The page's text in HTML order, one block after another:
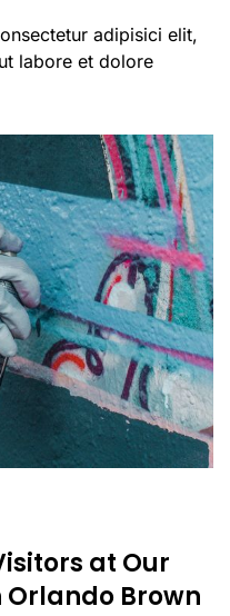
adipisici elit,
labore et dolore
at Our
Orlando Brown